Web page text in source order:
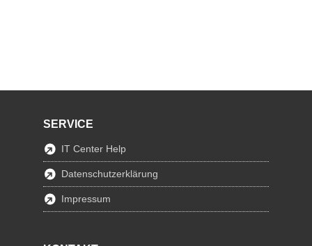
SERVICE
IT Center Help
Datenschutzerklärung
Impressum